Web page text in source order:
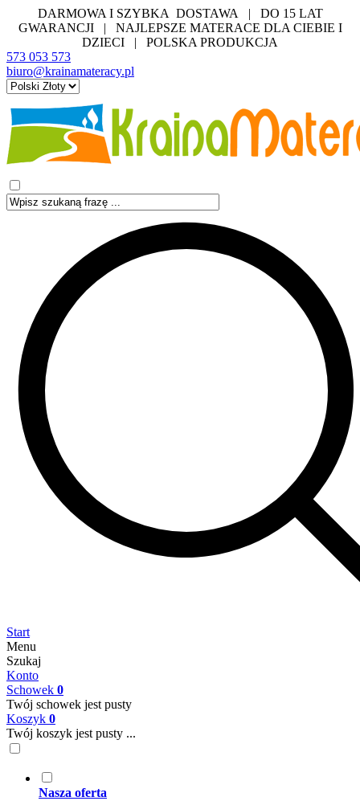
DARMOWA I SZYBKA DOSTAWA | DO 15 LAT
GWARANCJI | NAJLEPSZE MATERACE DLA CIEBIE I
DZIECI | POLSKA PRODUKCJA
573 053 573
biuro@krainamateracy.pl
Start
Menu
Szukaj
Konto
Schowek 0
Twój schowek jest pusty
Koszyk 0
Twój koszyk jest pusty ...
Nasza oferta